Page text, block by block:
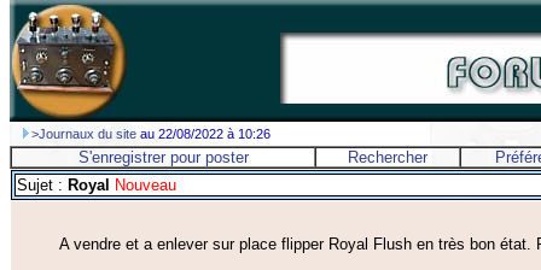
>Journaux du site au 22/08/2022 à 10:26
S'enregistrer pour poster Rechercher
Sujet : Royal Nouveau
A vendre et a enlever sur place flipper Royal Flush en très bon état.